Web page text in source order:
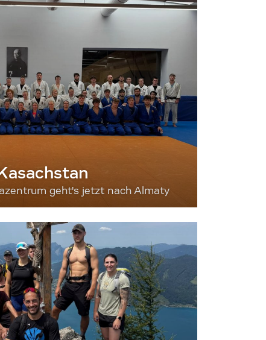
geht's jetzt nach Almaty